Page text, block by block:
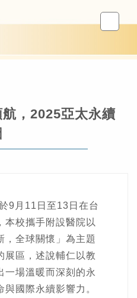
，2025亞太永續
9月11日至13日在台
本校攜手附設醫院以
，全球關懷」為主題
展區，述說輔仁以教
一場溫暖而深刻的永
國際永續影響力。